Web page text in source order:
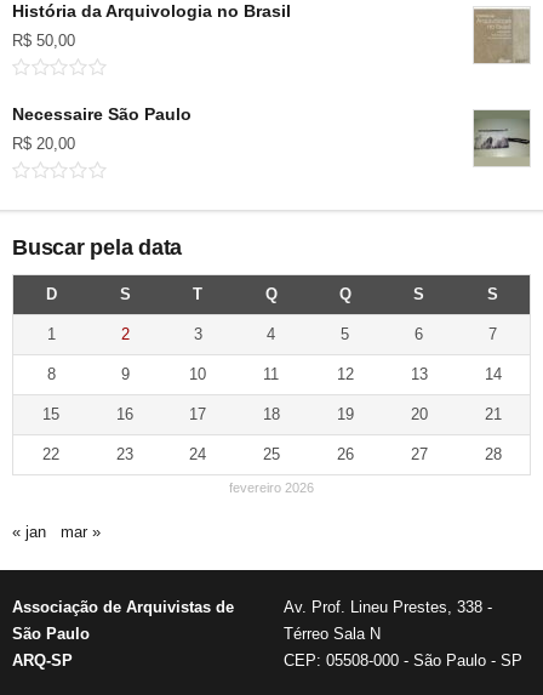
História da Arquivologia no Brasil
R$ 50,00
Necessaire São Paulo
R$ 20,00
Buscar pela data
fevereiro 2026
D S T Q Q S S
1 2 3 4 5 6 7
8 9 10 11 12 13 14
15 16 17 18 19 20 21
22 23 24 25 26 27 28
« jan mar »
Associação de Arquivistas de
São Paulo
ARQ-SP
Av. Prof. Lineu Prestes, 338 -
Térreo Sala N
CEP: 05508-000 - São Paulo - SP